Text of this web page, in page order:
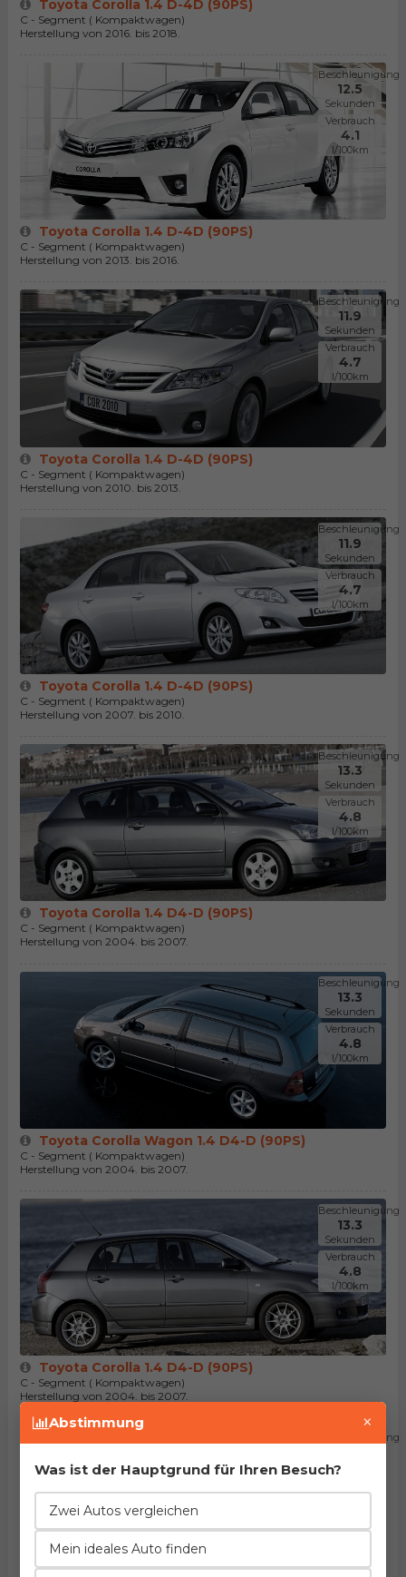
Toyota Corolla 1.4 D-4D (90PS)
C - Segment ( Kompaktwagen)
Herstellung von 2016. bis 2018.
Beschleunigung
12.5
Sekunden
Verbrauch
4.1
l/100km
Toyota Corolla 1.4 D-4D (90PS)
C - Segment ( Kompaktwagen)
Herstellung von 2013. bis 2016.
Beschleunigung
11.9
Sekunden
Verbrauch
4.7
l/100km
Toyota Corolla 1.4 D-4D (90PS)
C - Segment ( Kompaktwagen)
Herstellung von 2010. bis 2013.
Beschleunigung
11.9
Sekunden
Verbrauch
4.7
l/100km
Toyota Corolla 1.4 D-4D (90PS)
C - Segment ( Kompaktwagen)
Herstellung von 2007. bis 2010.
Beschleunigung
13.3
Sekunden
Verbrauch
4.8
l/100km
Toyota Corolla 1.4 D4-D (90PS)
C - Segment ( Kompaktwagen)
Herstellung von 2004. bis 2007.
Beschleunigung
13.3
Sekunden
Verbrauch
4.8
l/100km
Toyota Corolla Wagon 1.4 D4-D (90PS)
C - Segment ( Kompaktwagen)
Herstellung von 2004. bis 2007.
Beschleunigung
13.3
Sekunden
Verbrauch
4.8
l/100km
Toyota Corolla 1.4 D4-D (90PS)
C - Segment ( Kompaktwagen)
Herstellung von 2004. bis 2007.
Beschleunigung
Sekunden
4.0
Abstimmung ×
Was ist der Hauptgrund für Ihren Besuch?
Zwei Autos vergleichen
Mein ideales Auto finden